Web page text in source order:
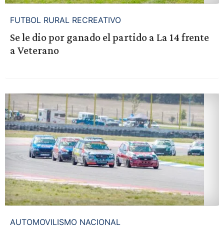
FUTBOL RURAL RECREATIVO
Se le dio por ganado el partido a La 14 frente
a Veterano
AUTOMOVILISMO NACIONAL